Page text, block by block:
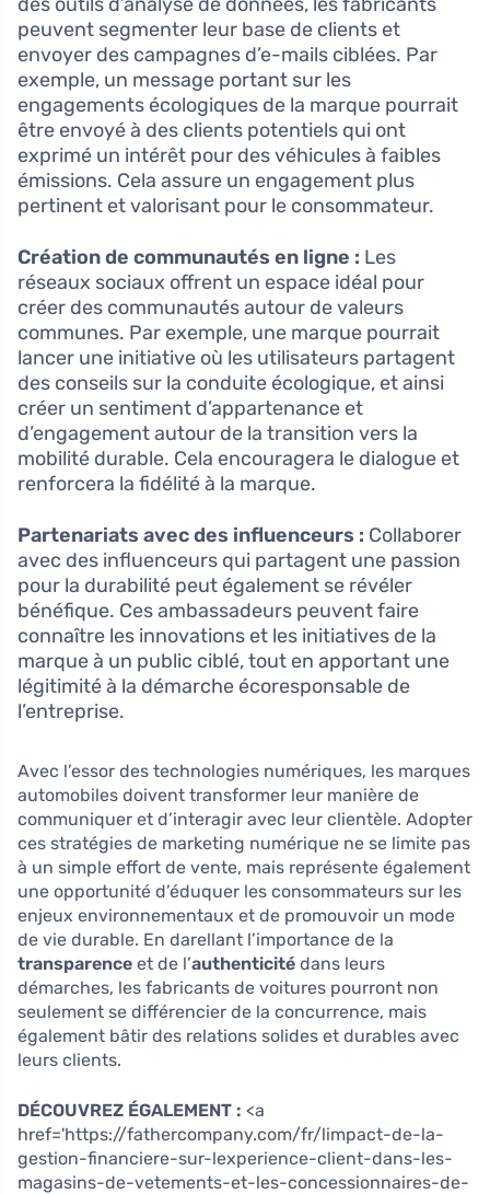
peuvent segmenter leur base de clients et
envoyer des campagnes d’e-mails ciblées. Par
exemple, un message portant sur les
engagements écologiques de la marque pourrait
être envoyé à des clients potentiels qui ont
exprimé un intérêt pour des véhicules à faibles
émissions. Cela assure un engagement plus
pertinent et valorisant pour le consommateur.
Création de communautés en ligne : Les
réseaux sociaux offrent un espace idéal pour
créer des communautés autour de valeurs
communes. Par exemple, une marque pourrait
lancer une initiative où les utilisateurs partagent
des conseils sur la conduite écologique, et ainsi
créer un sentiment d’appartenance et
d’engagement autour de la transition vers la
mobilité durable. Cela encouragera le dialogue et
renforcera la fidélité à la marque.
Partenariats avec des influenceurs : Collaborer
avec des influenceurs qui partagent une passion
pour la durabilité peut également se révéler
bénéfique. Ces ambassadeurs peuvent faire
connaître les innovations et les initiatives de la
marque à un public ciblé, tout en apportant une
légitimité à la démarche écoresponsable de
l’entreprise.
Avec l’essor des technologies numériques, les marques
automobiles doivent transformer leur manière de
communiquer et d’interagir avec leur clientèle. Adopter
ces stratégies de marketing numérique ne se limite pas
à un simple effort de vente, mais représente également
une opportunité d’éduquer les consommateurs sur les
enjeux environnementaux et de promouvoir un mode
de vie durable. En darellant l’importance de la
transparence et de l’authenticité dans leurs
démarches, les fabricants de voitures pourront non
seulement se différencier de la concurrence, mais
également bâtir des relations solides et durables avec
leurs clients.
DÉCOUVREZ ÉGALEMENT : <a
href='https://fathercompany.com/fr/limpact-de-la-
gestion-financiere-sur-lexperience-client-dans-les-
magasins-de-vetements-et-les-concessionnaires-de-